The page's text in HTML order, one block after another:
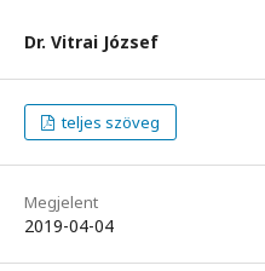
Dr. Vitrai József
teljes szöveg
Megjelent
2019-04-04